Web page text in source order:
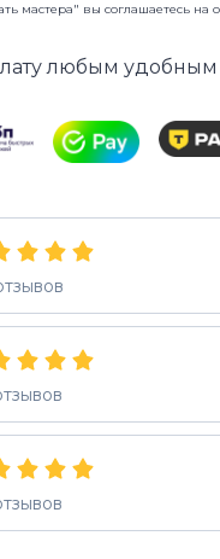
мастера" вы соглашаетесь на
любым удобным